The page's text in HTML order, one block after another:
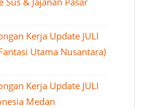
Kerja Update JULI
Utama Nusantara)
Kerja Update JULI
Medan